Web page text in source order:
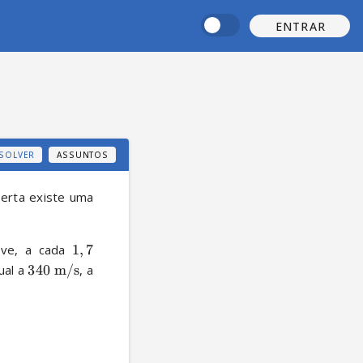
ENTRAR
ASSUNTOS
existe uma
a cada 1, 7
a 340 m/s, a